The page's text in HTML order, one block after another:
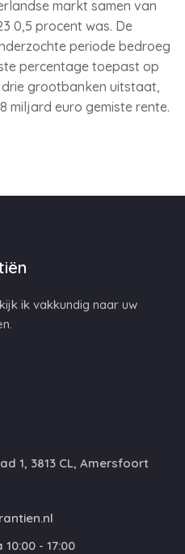
markt samen van
0,5 procent was. De
periode bedroeg
percentage toepast op
grootbanken uitstaat,
miljard euro gemiste rente.
ik vakkundig naar uw
1, 3813 CL, Amersfoort
- 17:00